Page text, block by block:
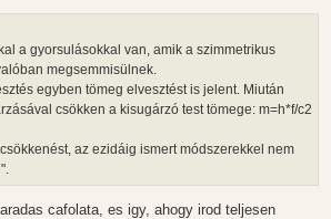
a gyorsulásokkal van, amik a szimmetrikus
megsemmisülnek.
egyben tömeg elvesztést is jelent. Miután
csökken a kisugárzó test tömege: m=h*f/c2
az ezidáig ismert módszerekkel nem
cafolata, es igy, ahogy irod teljesen